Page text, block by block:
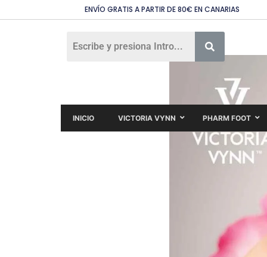
ENVÍO GRATIS A PARTIR DE 80€ EN CANARIAS
INICIO VICTORIA VYNN PHARM FOOT